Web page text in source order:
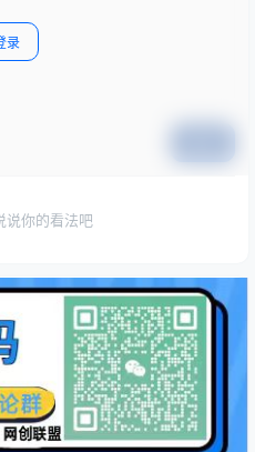
录
说你的看法吧